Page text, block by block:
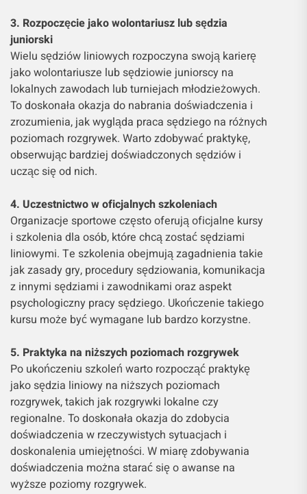
3. Rozpoczęcie jako wolontariusz lub sędzia
juniorski
Wielu sędziów liniowych rozpoczyna swoją karierę
jako wolontariusze lub sędziowie juniorscy na
lokalnych zawodach lub turniejach młodzieżowych.
To doskonała okazja do nabrania doświadczenia i
zrozumienia, jak wygląda praca sędziego na różnych
poziomach rozgrywek. Warto zdobywać praktykę,
obserwując bardziej doświadczonych sędziów i
ucząc się od nich.
4. Uczestnictwo w oficjalnych szkoleniach
Organizacje sportowe często oferują oficjalne kursy
i szkolenia dla osób, które chcą zostać sędziami
liniowymi. Te szkolenia obejmują zagadnienia takie
jak zasady gry, procedury sędziowania, komunikacja
z innymi sędziami i zawodnikami oraz aspekt
psychologiczny pracy sędziego. Ukończenie takiego
kursu może być wymagane lub bardzo korzystne.
5. Praktyka na niższych poziomach rozgrywek
Po ukończeniu szkoleń warto rozpocząć praktykę
jako sędzia liniowy na niższych poziomach
rozgrywek, takich jak rozgrywki lokalne czy
regionalne. To doskonała okazja do zdobycia
doświadczenia w rzeczywistych sytuacjach i
doskonalenia umiejętności. W miarę zdobywania
doświadczenia można starać się o awanse na
wyższe poziomy rozgrywek.